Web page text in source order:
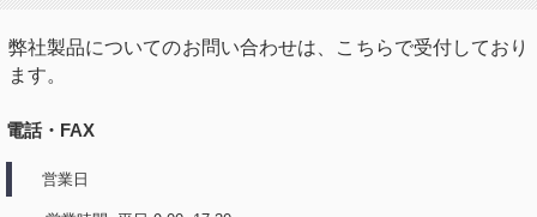
弊社製品についてのお問い合わせは、こちらで受付しており
ます。
電話・FAX
営業日